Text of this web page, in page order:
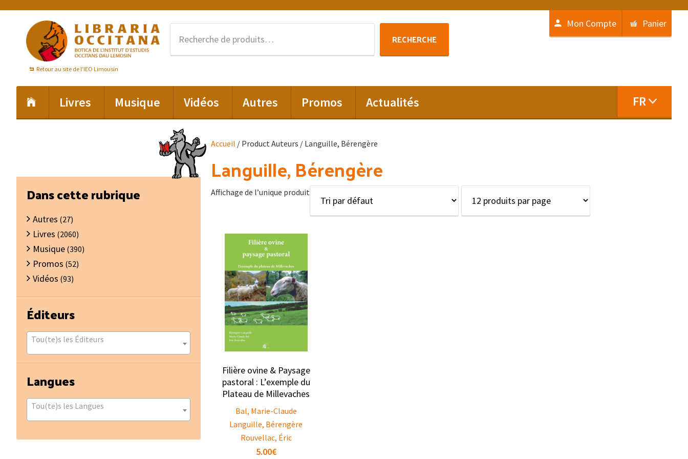
navigation
principale
contenu
principal
Retour au site de l'IEO Limousin
RECHERCHE
Mon Compte Panier
Livres Musique Vidéos Autres Promos Actualités FR
Accueil / Product Auteurs / Languille, Bérengère
Languille, Bérengère
Affichage de l’unique produit
Filière ovine & Paysage
pastoral : L’exemple du
Plateau de Millevaches
Bal, Marie-Claude
Languille, Bérengère
Rouvellac, Éric
5.00€
Barre
latérale
principale
Dans cette rubrique
Autres (27)
Livres (2060)
Musique (390)
Promos (52)
Vidéos (93)
Éditeurs
Tou(te)s les Éditeurs
Langues
Tou(te)s les Langues